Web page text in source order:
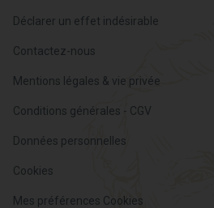
Déclarer un effet indésirable
Contactez-nous
Mentions légales & vie privée
Conditions générales - CGV
Données personnelles
Cookies
Mes préférences Cookies